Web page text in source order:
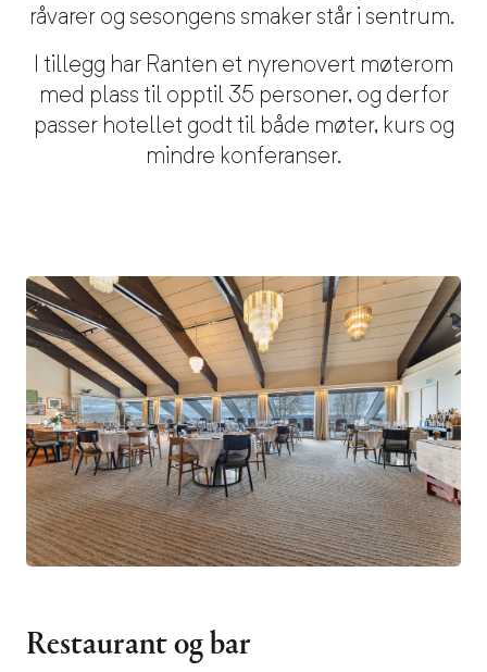
råvarer og sesongens smaker står i sentrum.
I tillegg har Ranten et nyrenovert møterom
med plass til opptil 35 personer, og derfor
passer hotellet godt til både møter, kurs og
mindre konferanser.
Restaurant og bar